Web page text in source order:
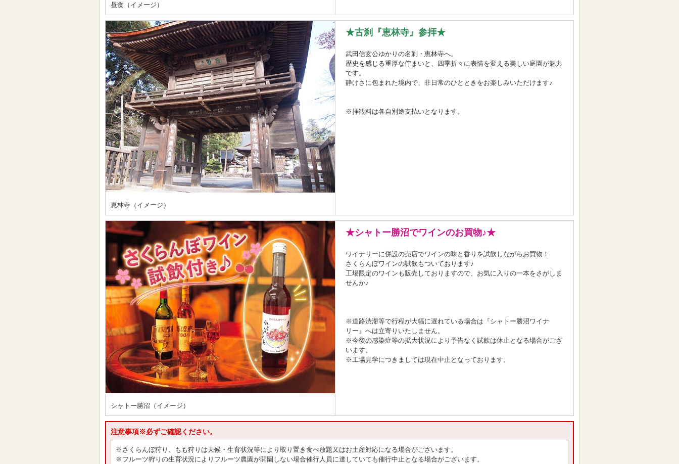
昼食（イメージ）
恵林寺（イメージ）
★古刹『恵林寺』参拝★
武田信玄公ゆかりの名刹・恵林寺へ。
歴史を感じる重厚な佇まいと、四季折々に表情を変える美しい庭園が魅力
です。
静けさに包まれた境内で、非日常のひとときをお楽しみいただけます♪
※拝観料は各自別途支払いとなります。
シャトー勝沼（イメージ）
★シャトー勝沼でワインのお買物♪★
ワイナリーに併設の売店でワインの味と香りを試飲しながらお買物！
さくらんぼワインの試飲もついております♪
工場限定のワインも販売しておりますので、お気に入りの一本をさがしま
せんか♪
※道路渋滞等で行程が大幅に遅れている場合は『シャトー勝沼ワイナ
リー』へは立寄りいたしません。
※今後の感染症等の拡大状況により予告なく試飲は休止となる場合がござ
います。
※工場見学につきましては現在中止となっております。
注意事項※必ずご確認ください。
※さくらんぼ狩り、もも狩りは天候・生育状況等により取り置き食べ放題又はお土産対応になる場合がございます。
※フルーツ狩りの生育状況によりフルーツ農園が開園しない場合催行人員に達していても催行中止となる場合がございます。